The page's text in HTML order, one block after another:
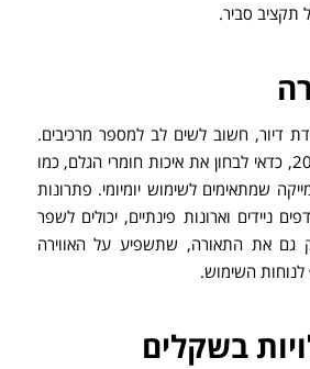
תקציב סביר.
דיור, חשוב לשים לב למספר מרכיבים.
בשוק הישראלי של 2026, כדאי לבחון את איכות חומרי הגלם, כמו
שמתאימים לשימוש יומיומי. פתרונות
ניידים וארונות פינתיים, יכולים לשפר
גם את התאורה, שתשפיע על האווירה
השימוש.
בשקלים